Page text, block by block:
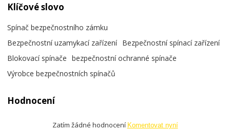
Klíčové slovo
Spínač bezpečnostního zámku
Bezpečnostní uzamykací zařízení Bezpečnostní spínací zařízení
Blokovací spínače
bezpečnostní ochranné spínače
Výrobce bezpečnostních spínačů
Hodnocení
Zatím žádné hodnocení Komentovat nyní